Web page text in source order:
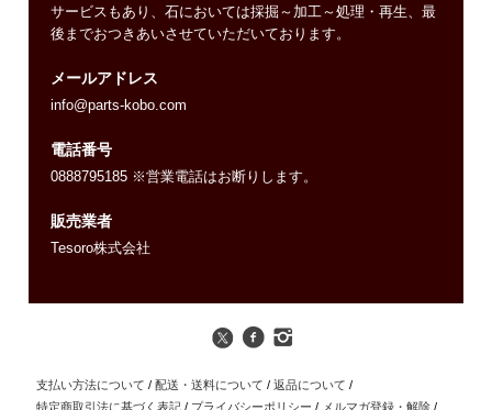
サービスもあり、石においては採掘～加工～処理・再生、最
後までおつきあいさせていただいております。
メールアドレス
info@parts-kobo.com
電話番号
0888795185 ※営業電話はお断りします。
販売業者
Tesoro株式会社
支払い方法について / 配送・送料について / 返品について /
特定商取引法に基づく表記 / プライバシーポリシー / メルマガ登録・解除 /